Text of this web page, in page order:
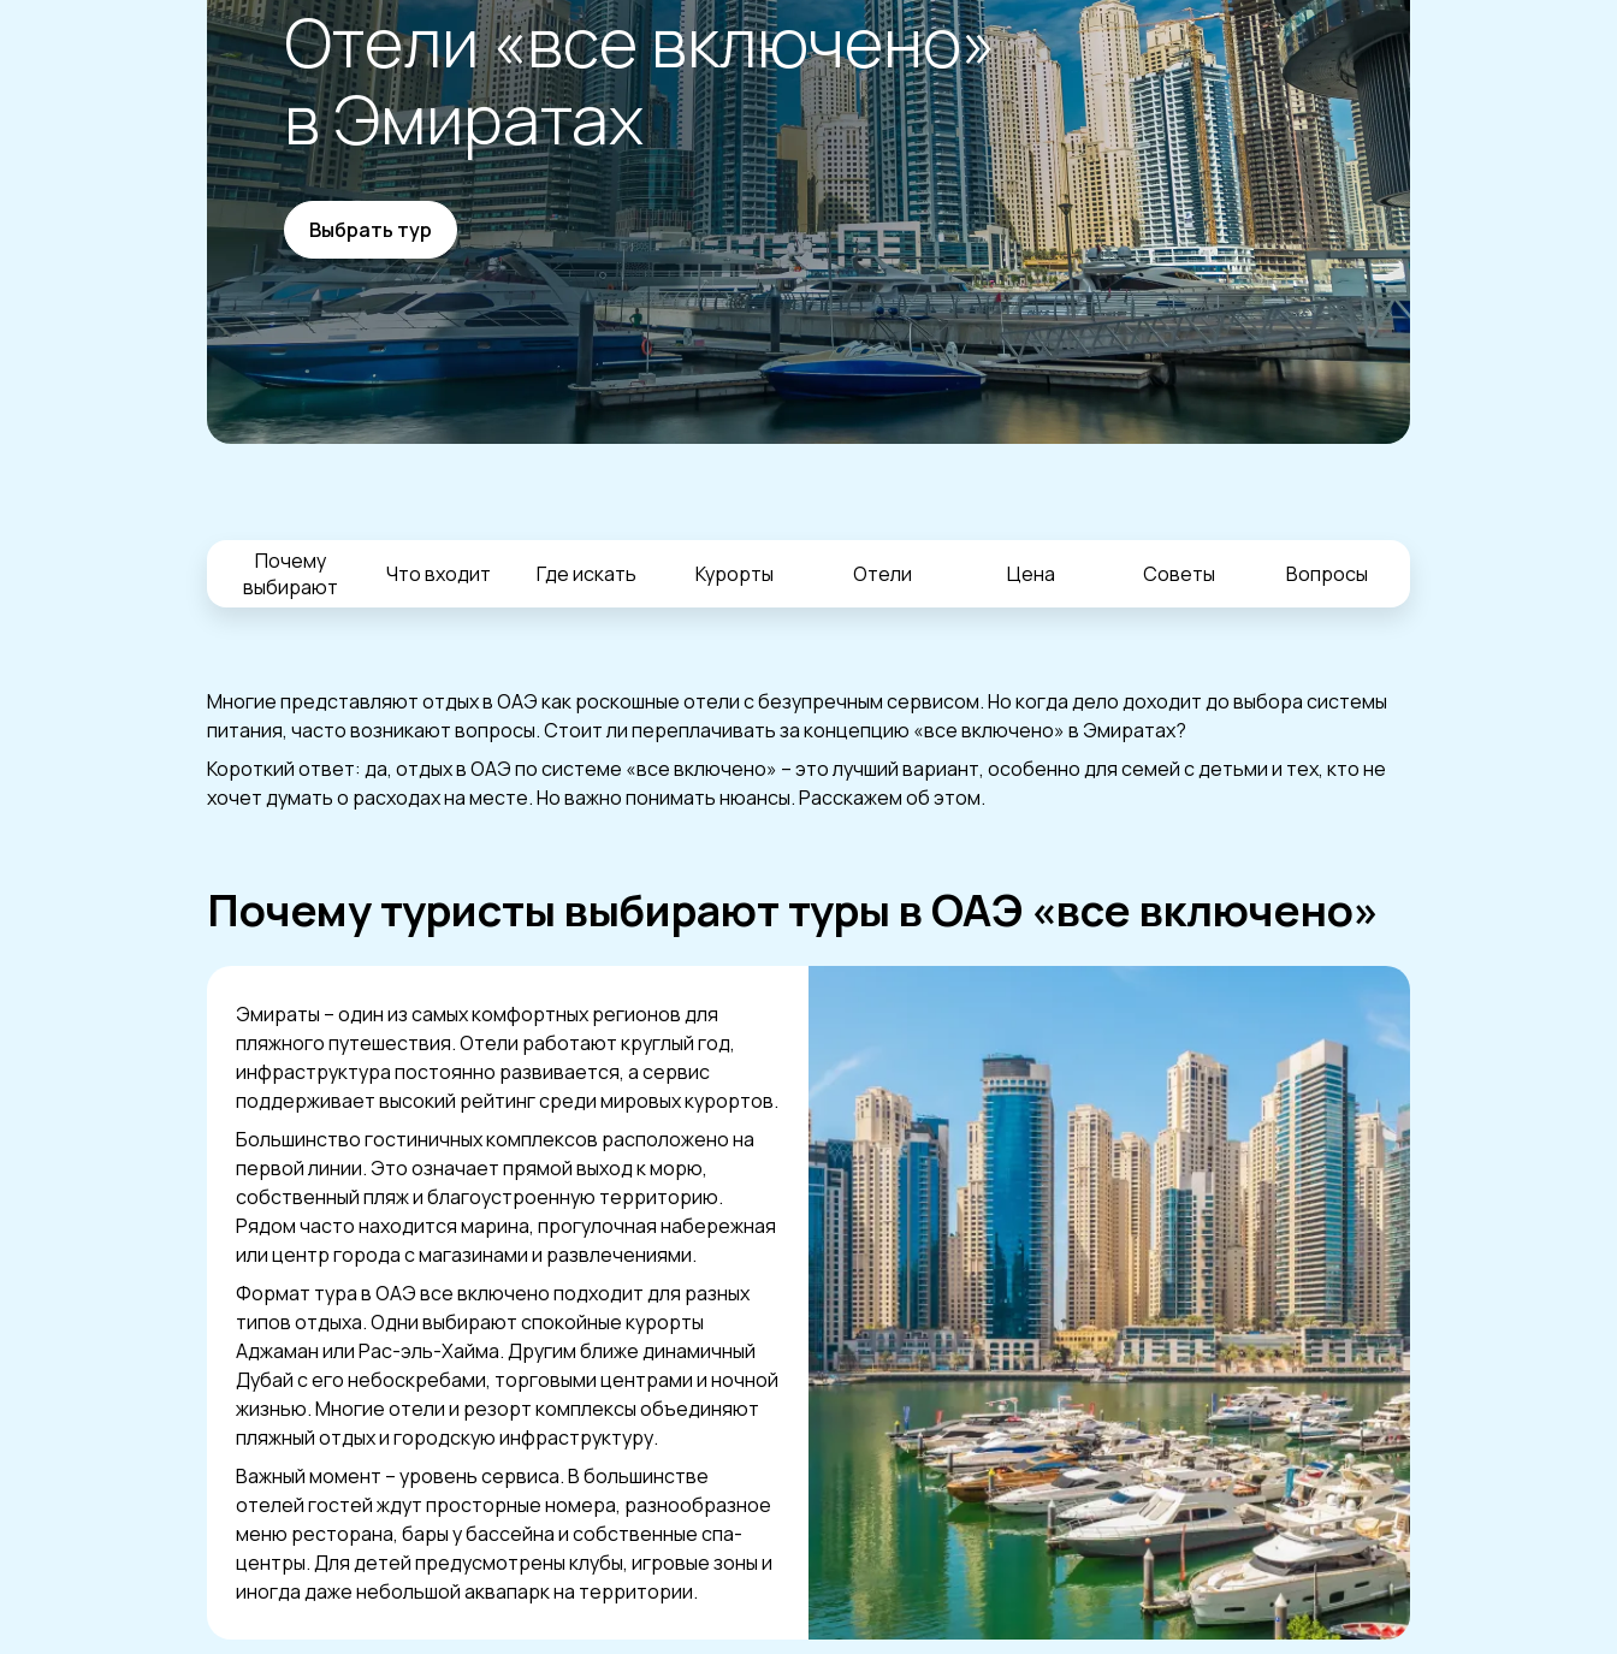
Отели «все включено»
в Эмиратах
Выбрать тур
Почему
выбирают
Что входит Где искать Курорты Отели Цена Советы Вопросы
Многие представляют отдых в ОАЭ как роскошные отели с безупречным сервисом. Но когда дело доходит до выбора системы
питания, часто возникают вопросы. Стоит ли переплачивать за концепцию «все включено» в Эмиратах?
Короткий ответ: да, отдых в ОАЭ по системе «все включено» – это лучший вариант, особенно для семей с детьми и тех, кто не
хочет думать о расходах на месте. Но важно понимать нюансы. Расскажем об этом.
Почему туристы выбирают туры в ОАЭ «все включено»
Эмираты – один из самых комфортных регионов для
пляжного путешествия. Отели работают круглый год,
инфраструктура постоянно развивается, а сервис
поддерживает высокий рейтинг среди мировых курортов.
Большинство гостиничных комплексов расположено на
первой линии. Это означает прямой выход к морю,
собственный пляж и благоустроенную территорию.
Рядом часто находится марина, прогулочная набережная
или центр города с магазинами и развлечениями.
Формат тура в ОАЭ все включено подходит для разных
типов отдыха. Одни выбирают спокойные курорты
Аджаман или Рас-эль-Хайма. Другим ближе динамичный
Дубай с его небоскребами, торговыми центрами и ночной
жизнью. Многие отели и резорт комплексы объединяют
пляжный отдых и городскую инфраструктуру.
Важный момент – уровень сервиса. В большинстве
отелей гостей ждут просторные номера, разнообразное
меню ресторана, бары у бассейна и собственные спа-
центры. Для детей предусмотрены клубы, игровые зоны и
иногда даже небольшой аквапарк на территории.